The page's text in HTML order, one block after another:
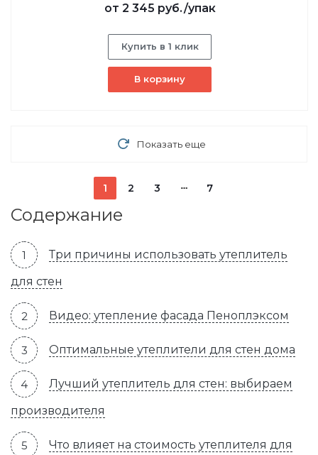
от 2 345 руб./упак
Купить в 1 клик
В корзину
Показать еще
1 2 3 7
Содержание
Три причины использовать утеплитель
для стен
Видео: утепление фасада Пеноплэксом
Оптимальные утеплители для стен дома
Лучший утеплитель для стен: выбираем
производителя
Что влияет на стоимость утеплителя для